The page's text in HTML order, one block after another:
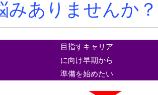
みありませんか？
目指すキャリア
に向け早期から
準備を始めたい